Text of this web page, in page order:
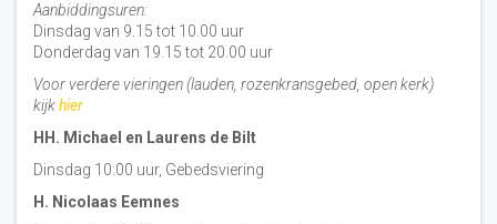
Aanbiddingsuren:
Dinsdag van 9.15 tot 10.00 uur
Donderdag van 19.15 tot 20.00 uur
Voor verdere vieringen (lauden, rozenkransgebed, open kerk)
kijkhier
HH. Michael en Laurens de Bilt
Dinsdag 10:00 uur, Gebedsviering
H. Nicolaas Eemnes